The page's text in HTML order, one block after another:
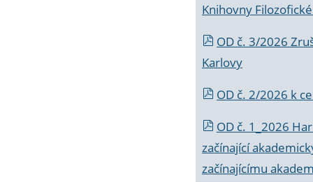
Knihovny
OD č. 3/2026
Karlovy
OD č. 2/2026 k
OD č. 1_2026
začínající
začínajícímu